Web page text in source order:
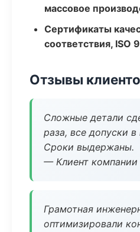
массовое
Сертификаты
соответствия, ISO
Отзывы
Сложные детали
раза, все допуски
Сроки выдержаны.
— Клиент компании
Грамотная
оптимизировали